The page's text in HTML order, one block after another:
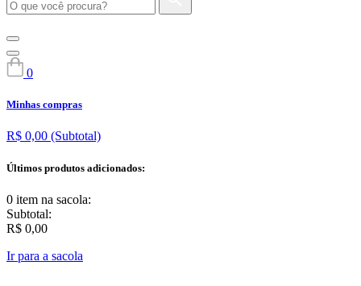
0
Minhas compras
R$ 0,00 (Subtotal)
Últimos produtos adicionados:
0 item na sacola:
Subtotal:
R$ 0,00
Ir para a sacola